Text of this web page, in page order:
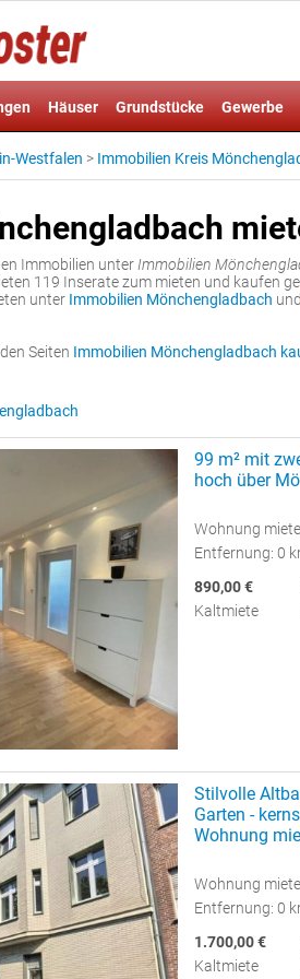
Häuser Grundstücke Gewerbe
Westfalen > Immobilien Kreis
Immobilien unter Immobilien
119 Inserate zum mieten und kaufen
unter Immobilien Mönchengladbach und
Seiten Immobilien Mönchengladbach
99 m² mit
hoch über
Wohnung
Entfernung: 0
890,00 €
Kaltmiete
Stilvolle
Garten -
Wohnung
Wohnung
Entfernung: 0
1.700,00 €
Kaltmiete